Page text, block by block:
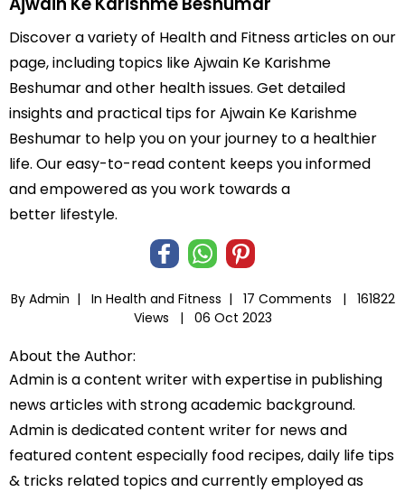
Discover a variety of Health and Fitness articles on our
page, including topics like Ajwain Ke Karishme
Beshumar and other health issues. Get detailed
insights and practical tips for Ajwain Ke Karishme
Beshumar to help you on your journey to a healthier
life. Our easy-to-read content keeps you informed
and empowered as you work towards a
better lifestyle.
By Admin | In Health and Fitness | 17 Comments |
161822
Views |
06 Oct 2023
About the Author:
Admin is a content writer with expertise in publishing
news articles with strong academic background.
Admin is dedicated content writer for news and
featured content especially food recipes, daily life tips
& tricks related topics and currently employed as